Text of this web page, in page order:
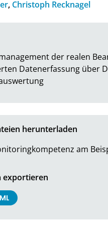
, Christoph Recknagel
der realen
Datenerfassung über
herunterladen
am
exportieren